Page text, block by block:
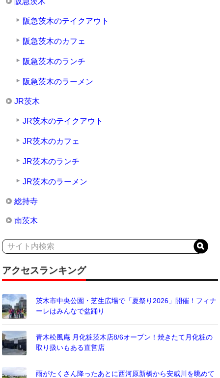
阪急茨木のテイクアウト
阪急茨木のカフェ
阪急茨木のランチ
阪急茨木のラーメン
JR茨木
JR茨木のテイクアウト
JR茨木のカフェ
JR茨木のランチ
JR茨木のラーメン
総持寺
南茨木
アクセスランキング
茨木市中央公園・芝生広場で「夏祭り2026」開催！フィナ
ーレはみんなで盆踊り
青木松風庵 月化粧茨木店8/6オープン！焼きたて月化粧の
取り扱いもある直営店
雨がたくさん降ったあとに西河原新橋から安威川を眺めて